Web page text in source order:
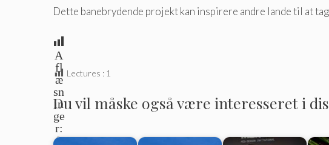
Dette banebrydende projekt kan inspirere andre lande til at
A
fl
æ
sn
in
ge
r:
0
Lectures : 1
Du vil måske også være interesseret i